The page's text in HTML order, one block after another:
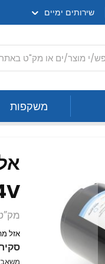
שירותים ימיים
משקפות
אזל